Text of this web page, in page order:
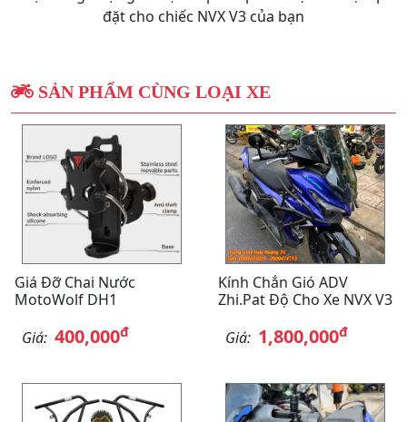
đặt cho chiếc NVX V3 của bạn
SẢN PHẨM CÙNG LOẠI XE
Giá Đỡ Chai Nước
MotoWolf DH1
Giá: 400,000đ
Kính Chắn Gió ADV
Zhi.Pat Độ Cho Xe NVX V3
Giá: 1,800,000đ